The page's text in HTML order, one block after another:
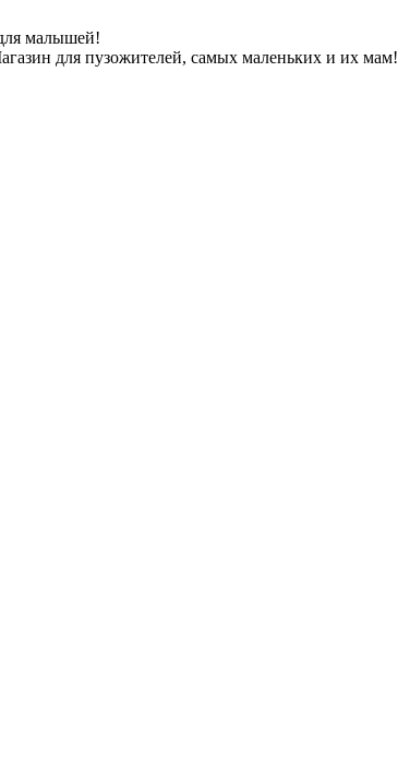
малышей!
для пузожителей, самых маленьких и их мам!